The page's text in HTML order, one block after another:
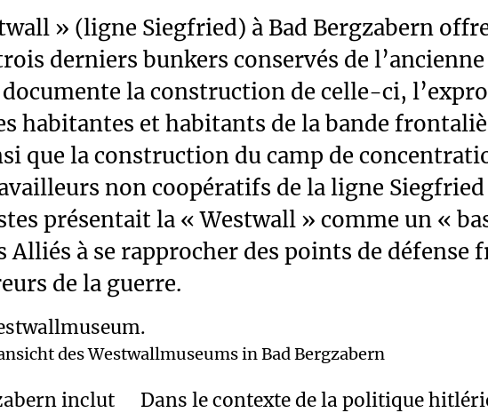
» (ligne Siegfried) à Bad Bergzabern
derniers bunkers conservés de
documente la construction de celle-ci,
habitantes et habitants de la bande
que la construction du camp de
non coopératifs de la ligne Siegfried
présentait la « Westwall » comme un «
Alliés à se rapprocher des points de défense
de la guerre.
des Westwallmuseums in Bad Bergzabern
inclut
Dans le contexte de la politique